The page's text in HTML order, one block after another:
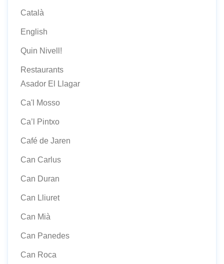
Català
English
Quin Nivell!
Restaurants
Asador El Llagar
Ca'l Mosso
Ca’l Pintxo
Café de Jaren
Can Carlus
Can Duran
Can Lliuret
Can Mià
Can Panedes
Can Roca